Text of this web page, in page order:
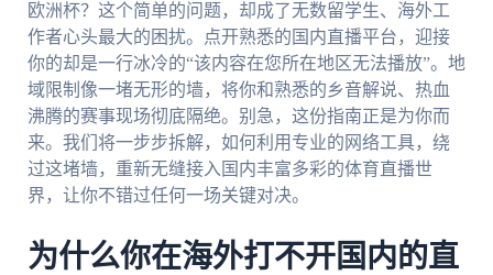
欧洲杯？这个简单的问题，却成了无数留学生、海外工
作者心头最大的困扰。点开熟悉的国内直播平台，迎接
你的却是一行冰冷的“该内容在您所在地区无法播放”。地
域限制像一堵无形的墙，将你和熟悉的乡音解说、热血
沸腾的赛事现场彻底隔绝。别急，这份指南正是为你而
来。我们将一步步拆解，如何利用专业的网络工具，绕
过这堵墙，重新无缝接入国内丰富多彩的体育直播世
界，让你不错过任何一场关键对决。
为什么你在海外打不开国内的直